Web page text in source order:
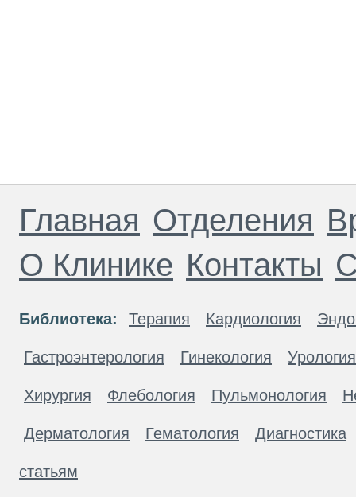
Главная Отделения
О Клинике Контакты
Библиотека: Терапия Кардиология
Гастроэнтерология Гинекология Урология
Хирургия Флебология Пульмонология
Дерматология Гематология Диагностика
статьям